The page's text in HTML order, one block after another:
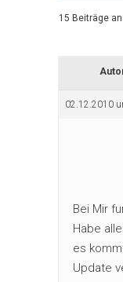
15 Beiträge
02.12.2010
Bei Mir
Habe
es
Update